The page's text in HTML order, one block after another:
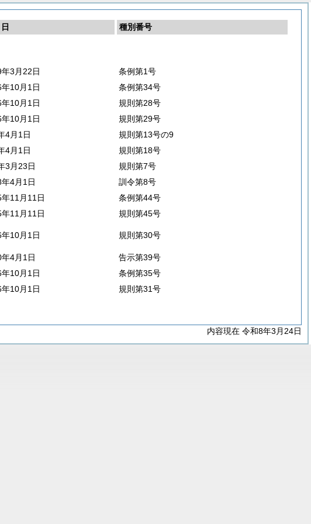
種別番号
3月22日
条例第1号
10月1日
条例第34号
10月1日
規則第28号
10月1日
規則第29号
4月1日
規則第13号の9
4月1日
規則第18号
3月23日
規則第7号
4月1日
訓令第8号
11月11日
条例第44号
11月11日
規則第45号
10月1日 規則第30号
4月1日
告示第39号
10月1日
条例第35号
10月1日 規則第31号
内容現在 令和8年3月24日